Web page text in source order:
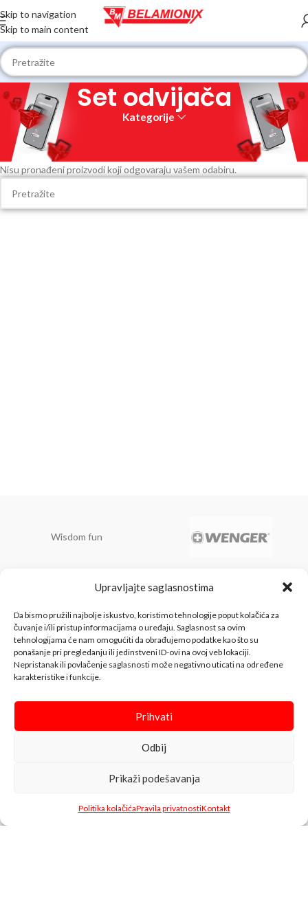
Upravljajte saglasnostima
Da bismo pružili najbolje iskustvo, koristimo tehnologije poput kolačića za
čuvanje i/ili pristup informacijama o uređaju. Saglasnost sa ovim
tehnologijama će nam omogućiti da obrađujemo podatke kao što su
ponašanje pri pregledanju ili jedinstveni ID-ovi na ovoj veb lokaciji.
Nepristanak ili povlačenje saglasnosti može negativno uticati na određene
karakteristike i funkcije.
Prihvati
Odbij
Prikaži podešavanja
Politika kolačićaPravila privatnostiKontakt
Skip to navigation
Skip to main content
Set odvijača
Kategorije
Početna Proizvodi označeni “Set odvijača”
Nisu pronađeni proizvodi koji odgovaraju vašem odabiru.
Wisdom fun
vodećih trgovinskih lanaca
koji posluju na našem tržištu.
Pored razvijene mreže
maloprodajnih objekata koju čine (tržni centri, hipermarketi,
supermarketi i benzinske pumpe), posjedujemo i razvijenu vlastitu
Austrije, Italije, Španije, Poljske, Turske, Indije, Kine i ostalih zemalja EU.
KNTAKT INFO
↓↓↓
CartMoj račun